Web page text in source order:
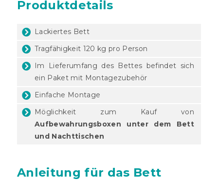
Produktdetails
Lackiertes Bett
Tragfähigkeit 120 kg pro Person
Im Lieferumfang des Bettes befindet sich
ein Paket mit Montagezubehör
Einfache Montage
Möglichkeit zum Kauf von
Aufbewahrungsboxen unter dem Bett
und Nachttischen
Anleitung für das Bett